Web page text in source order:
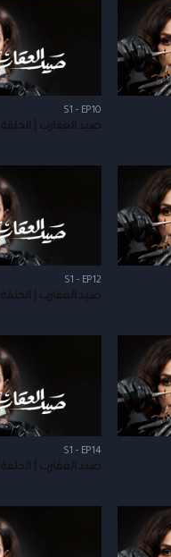
S1 - EP10
صيد العقارب | الحلقة 10
S1 - EP12
صيد العقارب | الحلقة 12
S1 - EP14
صيد العقارب | الحلقة 14